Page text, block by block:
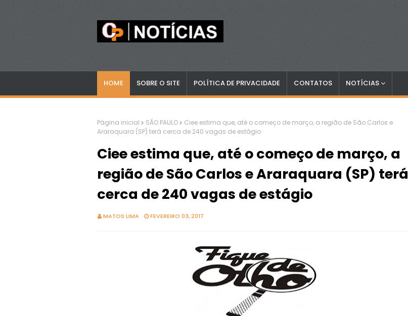
HOME SOBRE O SITE POLÍTICA DE PRIVACIDADE CONTATOS NOTÍCIAS
Página inicial SÃO PAULO
Ciee estima que, até o começo de março, a região de São Carlos e
Araraquara (SP) terá cerca de 240 vagas de estágio
Ciee estima que, até o começo de março, a
região de São Carlos e Araraquara (SP) terá
cerca de 240 vagas de estágio
MATOS LIMA FEVEREIRO 03, 2017